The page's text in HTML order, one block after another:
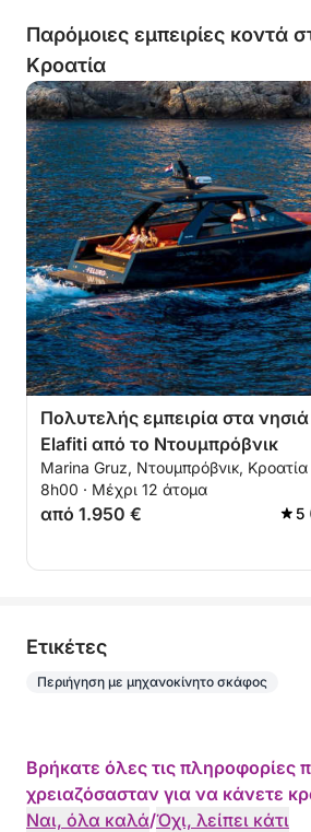
Παρόμοιες εμπειρίες κοντά
Κροατία
Πολυτελής εμπειρία στα νησιά
Elafiti από το Ντουμπρόβνικ
Marina Gruz, Ντουμπρόβνικ, Κροατία
8h00 · Μέχρι 12 άτομα
από 1.950 € 5
Eτικέτες
Περιήγηση με μηχανοκίνητο σκάφος
Βρήκατε όλες τις πληροφορίες
χρειαζόσασταν για να κάνετε
Ναι, όλα καλά/Όχι, λείπει κάτι